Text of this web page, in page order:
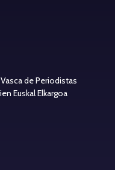
de Periodistas
Euskal Elkargoa